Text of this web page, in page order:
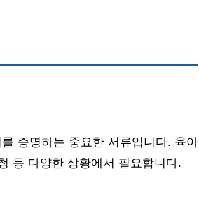
증명하는 중요한 서류입니다. 육아
등 다양한 상황에서 필요합니다.